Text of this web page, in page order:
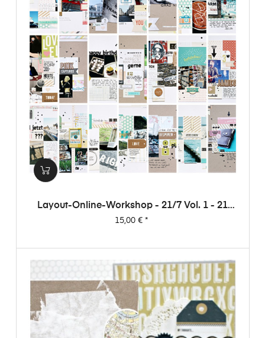
Layout-Online-Workshop - 21/7 Vol. 1 - 21
Layouts Aus 7 Papieren (von Dani)
Preis
15,00 €*